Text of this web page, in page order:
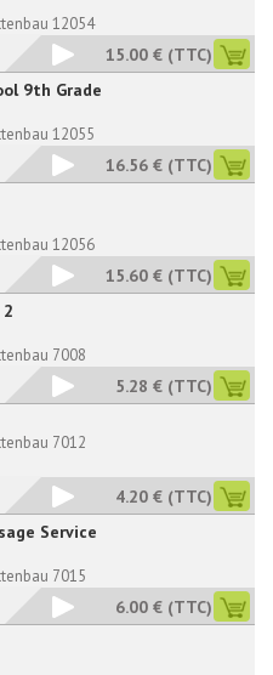
12054
15.00 € (TTC)
9th Grade
12055
16.56 € (TTC)
12056
15.60 € (TTC)
7008
5.28 € (TTC)
7012
4.20 € (TTC)
Service
7015
6.00 € (TTC)